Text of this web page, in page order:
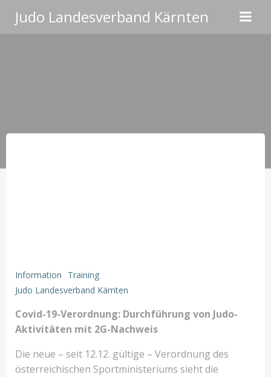
Inhalt
Judo Landesverband Kärnten
Information
Training
Judo Landesverband Kärnten
Covid-19-Verordnung: Durchführung von Judo-
Aktivitäten mit 2G-Nachweis
Die neue – seit 12.12. gültige – Verordnung des
österreichischen Sportministeriums sieht die